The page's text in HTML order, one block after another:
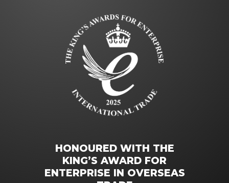
HONOURED WITH THE
KING’S AWARD FOR
ENTERPRISE IN OVERSEAS